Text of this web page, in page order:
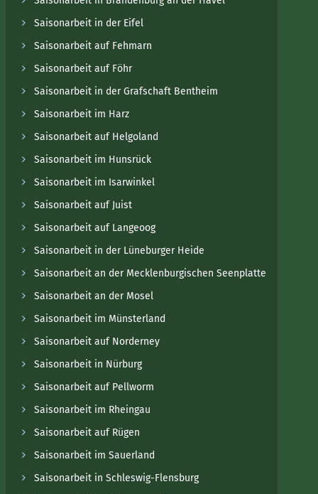
Saisonarbeit in der Eifel
Saisonarbeit auf Fehmarn
Saisonarbeit auf Föhr
Saisonarbeit in der Grafschaft Bentheim
Saisonarbeit im Harz
Saisonarbeit auf Helgoland
Saisonarbeit im Hunsrück
Saisonarbeit im Isarwinkel
Saisonarbeit auf Juist
Saisonarbeit auf Langeoog
Saisonarbeit in der Lüneburger Heide
Saisonarbeit an der Mecklenburgischen Seenplatte
Saisonarbeit an der Mosel
Saisonarbeit im Münsterland
Saisonarbeit auf Norderney
Saisonarbeit in Nürburg
Saisonarbeit auf Pellworm
Saisonarbeit im Rheingau
Saisonarbeit auf Rügen
Saisonarbeit im Sauerland
Saisonarbeit in Schleswig-Flensburg